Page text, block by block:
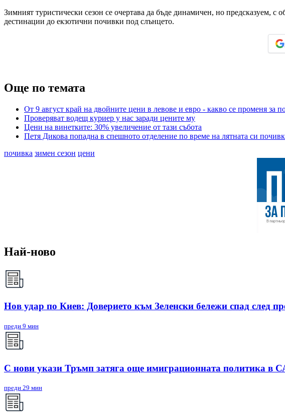
Зимният туристически сезон се очертава да бъде динамичен, но предсказуем,
дестинации до екзотични почивки под слънцето.
Още по темата
От 9 август край на двойните цени в левове и евро - какво се променя за
Проверяват водещ куриер у нас заради цените му
Цени на винетките: 30% увеличение от тази събота
Петя Дикова попадна в спешното отделение по време на лятната си
почивка зимен сезон цени
Най-ново
Нов удар по Киев: Доверието към Зеленски бележи спад след
преди 9 мин
С нови укази Тръмп затяга още имиграционната политика в
преди 29 мин